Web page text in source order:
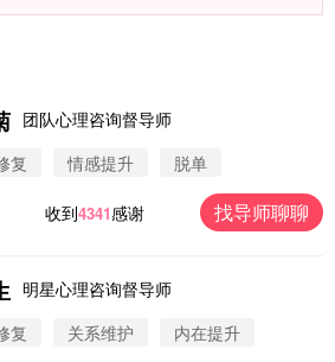
团队心理咨询督导师
复
情感提升 脱单
收到4341感谢 找导师聊聊
明星心理咨询督导师
复
关系维护 内在提升
用户 圆圈 通过此页面咨询，已获得专属情感方